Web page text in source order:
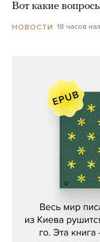
Вот какие
НОВОСТИ 18 часов
Женя